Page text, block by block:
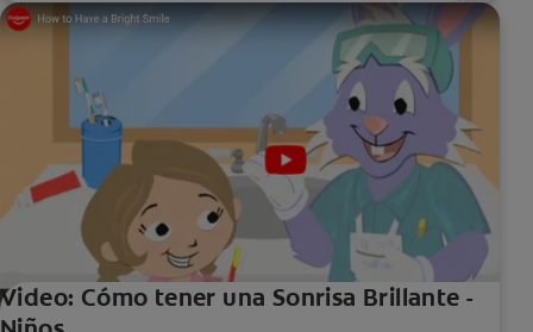
Video: Cómo tener una Sonrisa Brillante -